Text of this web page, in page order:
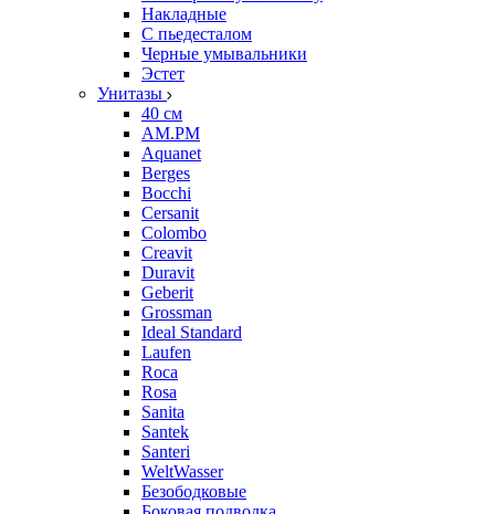
Накладные
С пьедесталом
Черные умывальники
Эстет
Унитазы
40 см
AM.PM
Aquanet
Berges
Bocchi
Cersanit
Colombo
Creavit
Duravit
Geberit
Grossman
Ideal Standard
Laufen
Roca
Rosa
Sanita
Santek
Santeri
WeltWasser
Безободковые